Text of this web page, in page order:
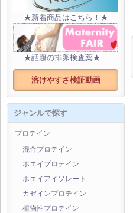
★新着商品はこちら！★
★話題の排卵検査薬★
溶けやすさ検証動画
ジャンルで探す
プロテイン
混合プロテイン
ホエイプロテイン
ホエイアイソレート
カゼインプロテイン
植物性プロテイン